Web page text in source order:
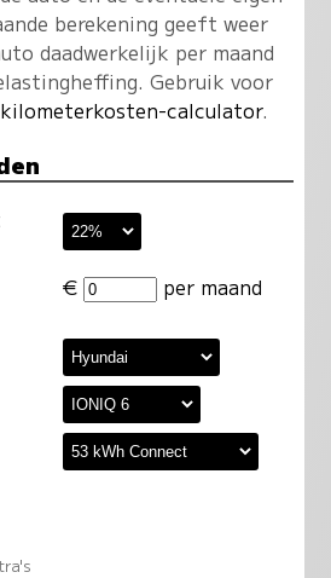
berekening geeft weer
daadwerkelijk per maand
Gebruik voor
kilometerkosten-calculator.
€ per maand